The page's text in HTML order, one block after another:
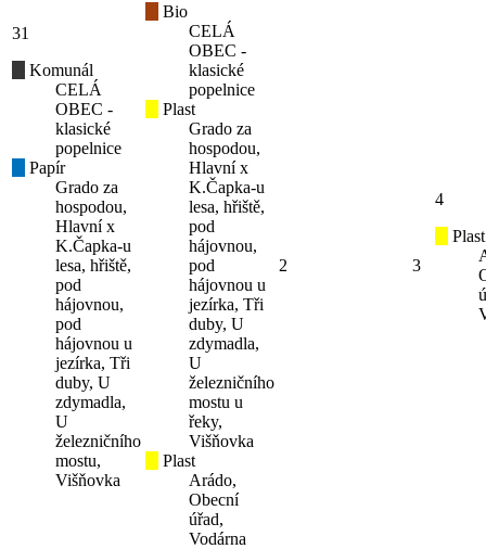
31
Komunál
CELÁ
OBEC -
klasické
popelnice
Papír
Grado za
hospodou,
Hlavní x
K.Čapka-u
lesa, hřiště,
pod
hájovnou,
pod
hájovnou u
jezírka, Tři
duby, U
zdymadla,
U
železničního
mostu,
Višňovka
Bio
CELÁ
OBEC -
klasické
popelnice
Plast
Grado za
hospodou,
Hlavní x
K.Čapka-u
lesa, hřiště,
pod
hájovnou,
pod
hájovnou u
jezírka, Tři
duby, U
zdymadla,
U
železničního
mostu u
řeky,
Višňovka
Plast
Arádo,
Obecní
úřad,
Vodárna
2 3
4
Plast